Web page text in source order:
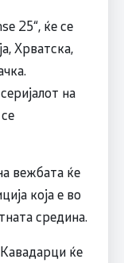
25“, ќе се
Хрватска,
на
вежбата ќе
која е во
средина.
ќе